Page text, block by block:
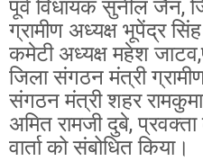
पूर्व विधायक सुनील जैन,
ग्रामीण अध्यक्ष भूपेंद्र
कमेटी अध्यक्ष महेश
जिला संगठन मंत्री
संगठन मंत्री शहर
अमित रामजी दुबे,
वार्ता को संबोधित किया।